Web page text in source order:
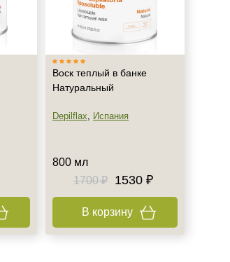
Воск теплый в банке
Натуральный
Depilflax, Испания
800 мл
1700 ₽
1530 ₽
В корзину